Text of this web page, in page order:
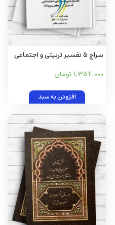
سراج 5 تفسیر تربیتی و اجتماعی
قرآن کریم ، سوره مبارکه مائده
آیات 1-120 و سوره مبارکه انعام
1,354,000 تومان
افزودن به سبد